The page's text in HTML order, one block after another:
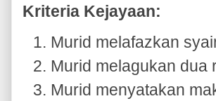
Kriteria Kejayaan:
Murid melafazkan
Murid melagukan dua
Murid menyatakan